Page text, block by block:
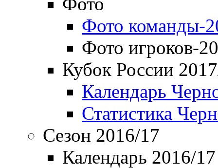
Фото команды-
Фото игроков-
Кубок России
Календарь
Статистика
Сезон 2016/17
Календарь 2016/17